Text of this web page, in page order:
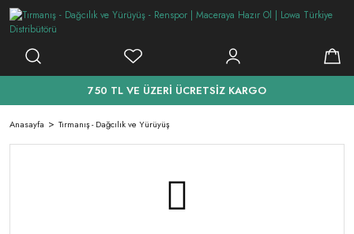
750 TL VE ÜZERİ ÜCRETSİZ KARGO
Anasayfa Tırmanış - Dağcılık ve Yürüyüş